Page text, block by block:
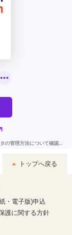
トップへ戻る
・電子版)申込
護に関する方針